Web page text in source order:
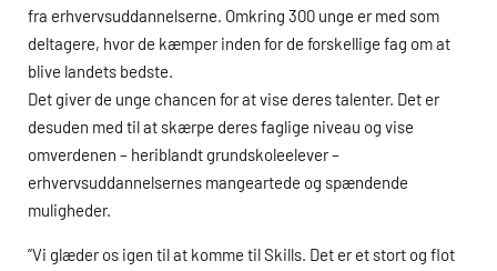
fra erhvervsuddannelserne. Omkring 300 unge er med som
deltagere, hvor de kæmper inden for de forskellige fag om at
blive landets bedste.
Det giver de unge chancen for at vise deres talenter. Det er
desuden med til at skærpe deres faglige niveau og vise
omverdenen – heriblandt grundskoleelever –
erhvervsuddannelsernes mangeartede og spændende
muligheder.
”Vi glæder os igen til at komme til Skills. Det er et stort og flot